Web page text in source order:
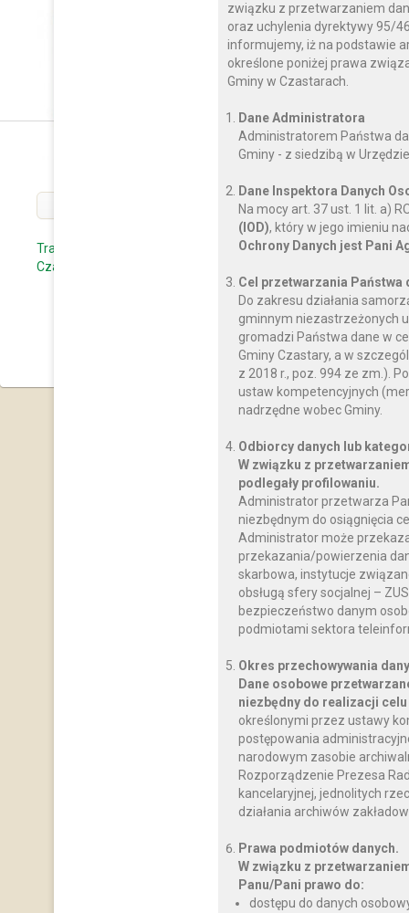
PIĄTEK, 29 GRUDNIA 2023
Sołectwo na plus
Transmisja XLV Nadzwyczajnej Sesji Rady Gminy
Czastary w dniu 29 grudnia 2023 roku
« WRÓĆ DO
związku z przetwarzaniem
oraz uchylenia dyrektywy 95/
informujemy, iż na podstawie
określone poniżej prawa
Gminy w Czastarach.
Dane Administratora
Administratorem Państwa
Gminy - z siedzibą w
Dane Inspektora Danych
Na mocy art. 37 ust. 1 lit. a)
(IOD), który w jego imieniu
Ochrony Danych jest Pani
Cel przetwarzania Państwa
Do zakresu działania
gminnym niezastrzeżonych
gromadzi Państwa dane w
Gminy Czastary, a w
z 2018 r., poz. 994 ze zm.).
ustaw kompetencyjnych
nadrzędne wobec Gminy.
Odbiorcy danych lub
W związku z
podlegały profilowaniu.
Administrator przetwarza
niezbędnym do osiągnięcia
Administrator może
przekazania/powierzenia
skarbowa, instytucje
obsługą sfery socjalnej –
bezpieczeństwo danym
podmiotami sektora
Okres przechowywania
Dane osobowe
niezbędny do realizacji
określonymi przez ustawy
postępowania
narodowym zasobie
Rozporządzenie Prezesa
kancelaryjnej, jednolitych
działania archiwów
Prawa podmiotów danych.
W związku z
Panu/Pani prawo do:
dostępu do danych